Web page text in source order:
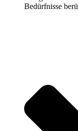
Bedürfnisse